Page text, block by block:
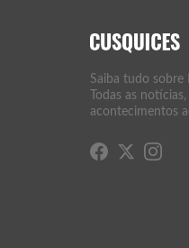
Saiba tudo sobre
Todas as
acontecimentos